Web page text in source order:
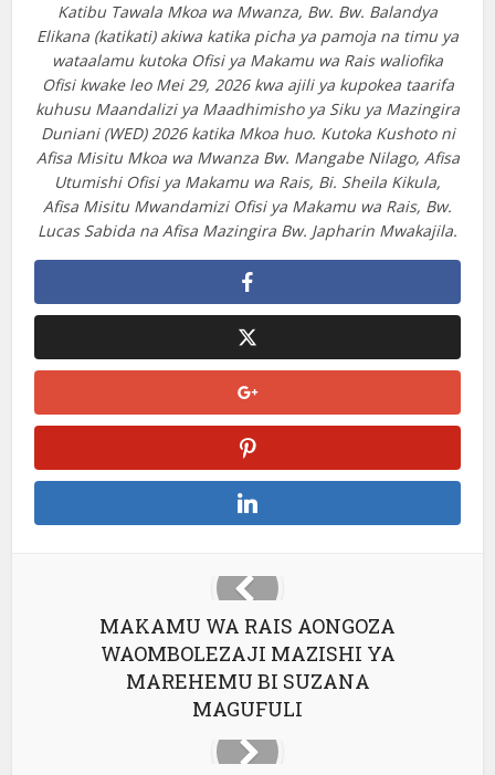
Katibu Tawala Mkoa wa Mwanza, Bw. Bw. Balandya
Elikana (katikati) akiwa katika picha ya pamoja na timu ya
wataalamu kutoka Ofisi ya Makamu wa Rais waliofika
Ofisi kwake leo Mei 29, 2026 kwa ajili ya kupokea taarifa
kuhusu Maandalizi ya Maadhimisho ya Siku ya Mazingira
Duniani (WED) 2026 katika Mkoa huo. Kutoka Kushoto ni
Afisa Misitu Mkoa wa Mwanza Bw. Mangabe Nilago, Afisa
Utumishi Ofisi ya Makamu wa Rais, Bi. Sheila Kikula,
Afisa Misitu Mwandamizi Ofisi ya Makamu wa Rais, Bw.
Lucas Sabida na Afisa Mazingira Bw. Japharin Mwakajila.
MAKAMU WA RAIS AONGOZA
WAOMBOLEZAJI MAZISHI YA
MAREHEMU BI SUZANA
MAGUFULI